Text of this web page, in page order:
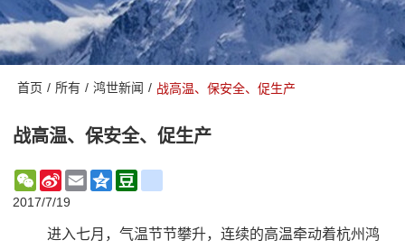
首页 / 所有 / 鸿世新闻 / 战高温、保安全、促生产
战高温、保安全、促生产
WeChat
Sina
Weibo
Email Qzone
2017/7/19
进入七月，气温节节攀升，连续的高温牵动着杭州鸿